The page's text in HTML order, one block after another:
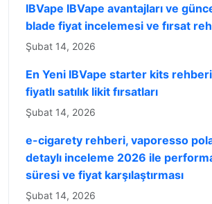
IBVape IBVape avantajları ve
blade fiyat incelemesi ve fırsat
Şubat 14, 2026
En Yeni IBVape starter kits
fiyatlı satılık likit fırsatları
Şubat 14, 2026
e-cigarety rehberi, vaporesso
detaylı inceleme 2026 ile
süresi ve fiyat karşılaştırması
Şubat 14, 2026